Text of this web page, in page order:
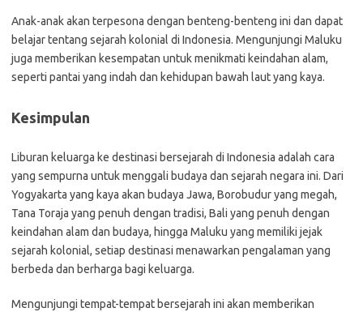
Anak-anak akan terpesona dengan benteng-benteng ini dan dapat
belajar tentang sejarah kolonial di Indonesia. Mengunjungi Maluku
juga memberikan kesempatan untuk menikmati keindahan alam,
seperti pantai yang indah dan kehidupan bawah laut yang kaya.
Kesimpulan
Liburan keluarga ke destinasi bersejarah di Indonesia adalah cara
yang sempurna untuk menggali budaya dan sejarah negara ini. Dari
Yogyakarta yang kaya akan budaya Jawa, Borobudur yang megah,
Tana Toraja yang penuh dengan tradisi, Bali yang penuh dengan
keindahan alam dan budaya, hingga Maluku yang memiliki jejak
sejarah kolonial, setiap destinasi menawarkan pengalaman yang
berbeda dan berharga bagi keluarga.
Mengunjungi tempat-tempat bersejarah ini akan memberikan